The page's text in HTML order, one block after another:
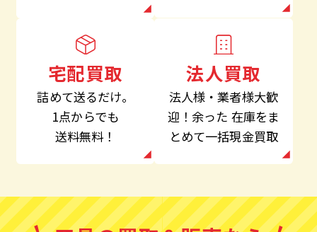
宅配買取
詰めて送るだけ。
1点からでも
送料無料！
法人買取
法人様・業者様大歓
迎！余った 在庫をま
とめて一括現金買取